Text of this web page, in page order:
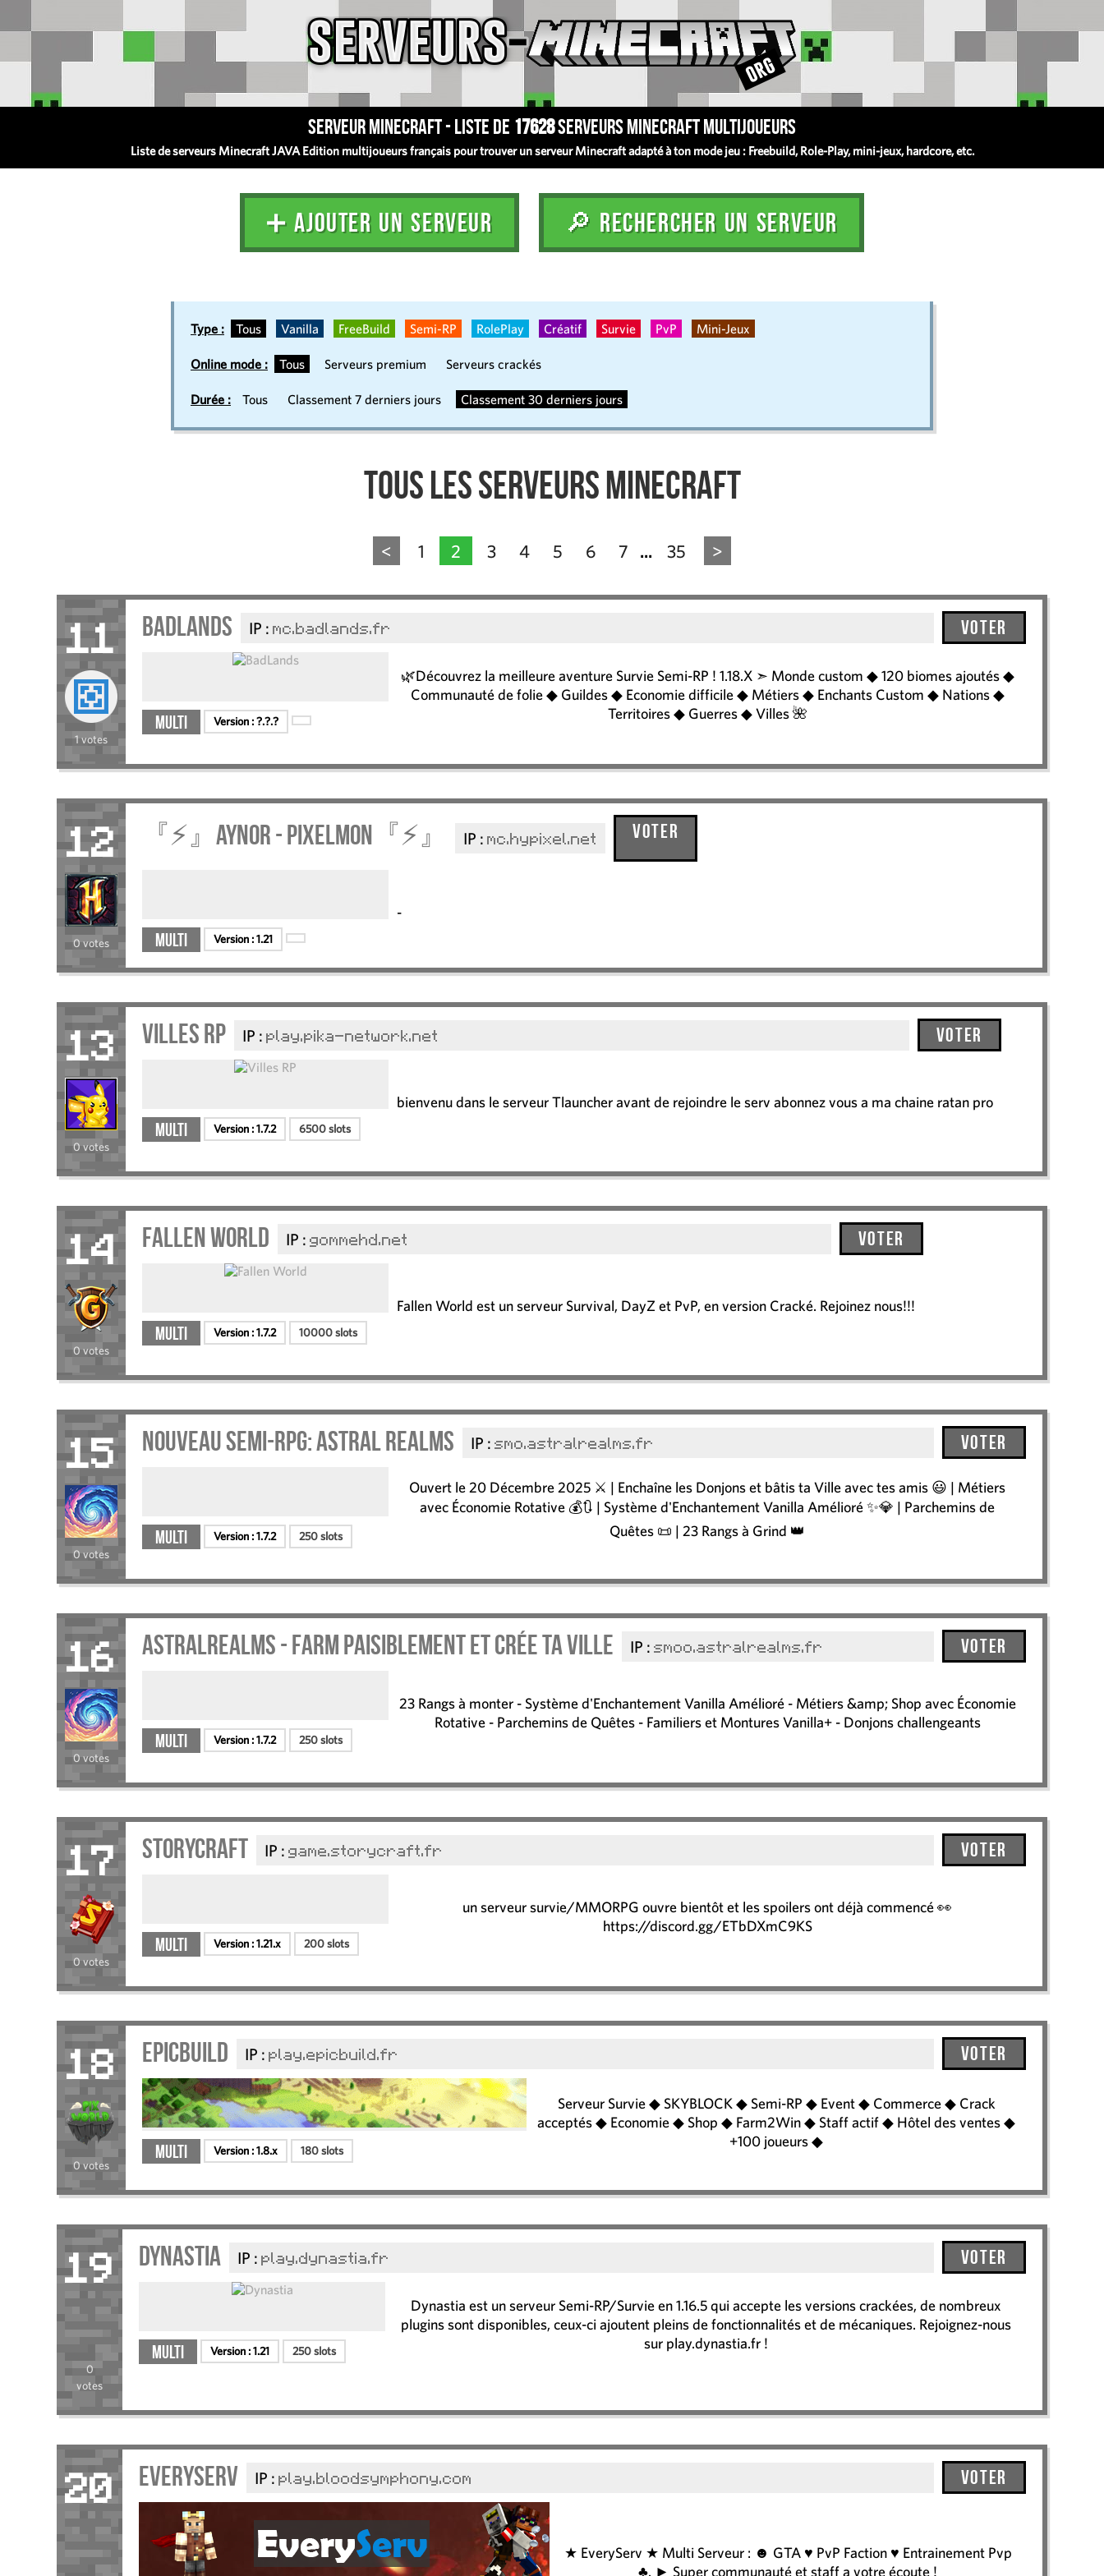
Serveur Minecraft - Liste de 17628serveurs Minecraft multijoueurs
Liste de serveurs Minecraft JAVA Edition multijoueurs français pour trouver un serveur Minecraft adapté à ton mode jeu : Freebuild, Role-Play, mini-jeux, hardcore, etc.
➕ AJOUTER UN SERVEUR 🔎 RECHERCHER UN SERVEUR
Type : Tous Vanilla FreeBuild Semi-RP RolePlay Créatif Survie PvP Mini-Jeux
Online mode : Tous Serveurs premium Serveurs crackés
Durée : Tous Classement 7 derniers jours Classement 30 derniers jours
Tous les serveurs Minecraft
< 1 2 3 4 5 6 7 ... 35 >
11
1 votes
BadLands IP : mc.badlands.fr Voter
Multi Version :?.?.?
🌿Découvrez la meilleure aventure Survie Semi-RP ! 1.18.X ➣ Monde custom ◆ 120 biomes ajoutés ◆
Communauté de folie ◆ Guildes ◆ Economie difficile ◆ Métiers ◆ Enchants Custom ◆ Nations ◆
Territoires ◆ Guerres ◆ Villes 🌺
12
0 votes
『⚡』Aynor - Pixelmon『⚡』 IP : mc.hypixel.net Voter
Multi Version :1.21
-
13
0 votes
Villes RP IP : play.pika-network.net Voter
Multi Version :1.7.2 6500 slots
bienvenu dans le serveur Tlauncher avant de rejoindre le serv abonnez vous a ma chaine ratan pro
14
0 votes
Fallen World IP : gommehd.net Voter
Multi Version :1.7.2 10000 slots
Fallen World est un serveur Survival, DayZ et PvP, en version Cracké. Rejoinez nous!!!
15
0 votes
Nouveau Semi-RPG: Astral Realms IP : smo.astralrealms.fr Voter
Multi Version :1.7.2 250 slots
Ouvert le 20 Décembre 2025 ⚔️ | Enchaîne les Donjons et bâtis ta Ville avec tes amis 😃 | Métiers
avec Économie Rotative 💰🔃 | Système d'Enchantement Vanilla Amélioré ✨💎 | Parchemins de
Quêtes 📜 | 23 Rangs à Grind 👑
16
0 votes
AstralRealms - Farm paisiblement et crée ta ville IP : smoo.astralrealms.fr Voter
Multi Version :1.7.2 250 slots
23 Rangs à monter - Système d'Enchantement Vanilla Amélioré - Métiers &amp; Shop avec Économie
Rotative - Parchemins de Quêtes - Familiers et Montures Vanilla+ - Donjons challengeants
17
0 votes
Storycraft IP : game.storycraft.fr Voter
Multi Version :1.21.x 200 slots
un serveur survie/MMORPG ouvre bientôt et les spoilers ont déjà commencé 👀
https://discord.gg/ETbDXmC9KS
18
0 votes
EpicBuild IP : play.epicbuild.fr Voter
Multi Version :1.8.x 180 slots
Serveur Survie ◆ SKYBLOCK ◆ Semi-RP ◆ Event ◆ Commerce ◆ Crack
acceptés ◆ Economie ◆ Shop ◆ Farm2Win ◆ Staff actif ◆ Hôtel des ventes ◆
+100 joueurs ◆
19
0
votes
Dynastia IP : play.dynastia.fr Voter
Multi Version :1.21 250 slots
Dynastia est un serveur Semi-RP/Survie en 1.16.5 qui accepte les versions crackées, de nombreux
plugins sont disponibles, ceux-ci ajoutent pleins de fonctionnalités et de mécaniques. Rejoignez-nous
sur play.dynastia.fr !
20 EveryServ IP : play.bloodsymphony.com Voter
★ EveryServ ★ Multi Serveur : ☻ GTA ♥ PvP Faction ♥ Entrainement Pvp
♣. ► Super communauté et staff a votre écoute !